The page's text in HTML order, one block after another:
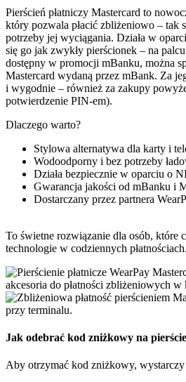
Pierścień płatniczy Mastercard to
który pozwala płacić zbliżeniowo – tak
potrzeby jej wyciągania. Działa w
się go jak zwykły pierścionek – na
dostępny w promocji mBanku, można
Mastercard wydaną przez mBank. Za
i wygodnie – również za zakupy
potwierdzenie PIN-em).
Dlaczego warto?
Stylowa alternatywa dla karty i
Wodoodporny i bez potrzeby
Działa bezpiecznie w oparciu o
Gwarancja jakości od mBanku i
Dostarczany przez partnera
To świetne rozwiązanie dla osób, które
technologie w codziennych płatnościach.
Jak odebrać kod zniżkowy na
Aby otrzymać kod zniżkowy, wystarczy